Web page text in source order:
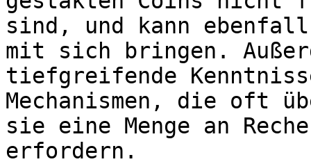
sind, und kann
mit sich bringen.
tiefgreifende
Mechanismen, die oft
sie eine Menge an
erfordern.